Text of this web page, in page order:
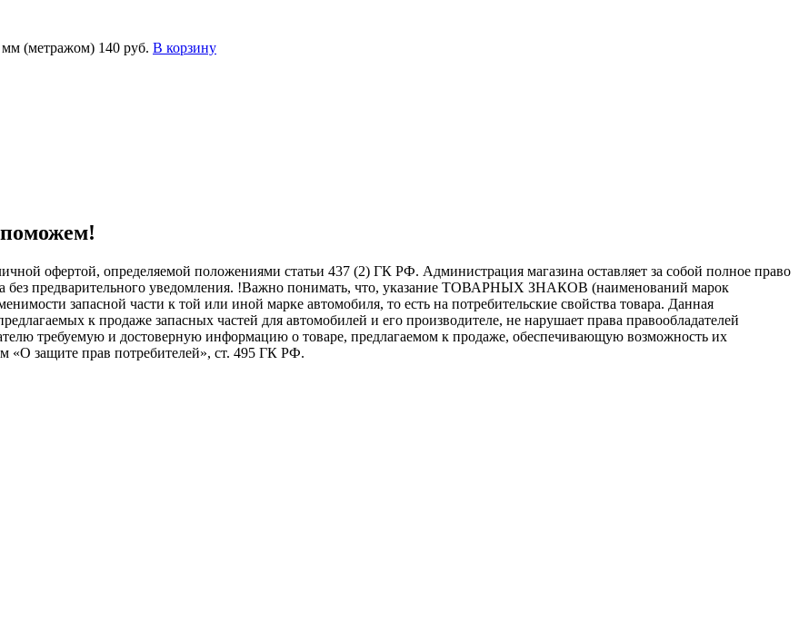
мм (метражом) 140 руб. В корзину
офертой, определяемой положениями статьи 437 (2) ГК РФ. Администрация магазина оставляет за собой полное право
без предварительного уведомления. !Важно понимать, что, указание ТОВАРНЫХ ЗНАКОВ (наименований марок
запасной части к той или иной марке автомобиля, то есть на потребительские свойства товара. Данная
к продаже запасных частей для автомобилей и его производителе, не нарушает права правообладателей
требуемую и достоверную информацию о товаре, предлагаемом к продаже, обеспечивающую возможность их
«О защите прав потребителей», ст. 495 ГК РФ.